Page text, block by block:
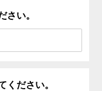
さい。
ください。